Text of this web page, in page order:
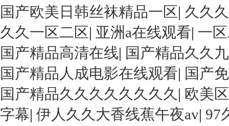
国产欧美日韩丝袜精品一区| 久久
久久一区二区| 亚洲a在线观看| 一
国产精品高清在线| 国产精品久久
国产精品人成电影在线观看| 国产
国产精品久久久久久久久久 | 欧美
字幕| 伊人久久大香线蕉午夜av| 97